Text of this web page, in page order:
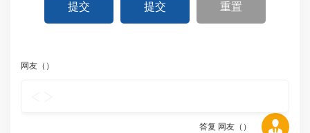
提交 提交 重置
网友（ ）
答复 网友（ ）